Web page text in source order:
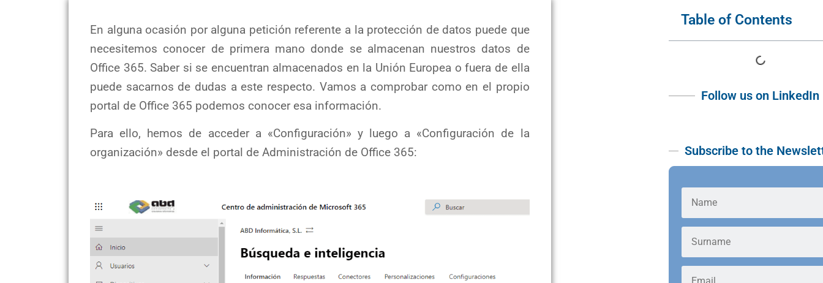
En alguna ocasión por alguna petición referente a la protección de datos puede que
necesitemos conocer de primera mano donde se almacenan nuestros datos de
Office 365. Saber si se encuentran almacenados en la Unión Europea o fuera de ella
puede sacarnos de dudas a este respecto. Vamos a comprobar como en el propio
portal de Office 365 podemos conocer esa información.
Para ello, hemos de acceder a «Configuración» y luego a «Configuración de la
organización» desde el portal de Administración de Office 365:
Table of Contents
Follow us on LinkedIn
Subscribe to the